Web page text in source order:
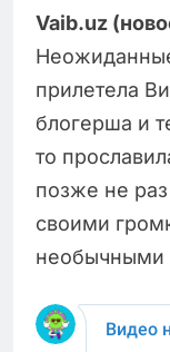
Vaib.uz
прилетела
блогерша и
то
позже не
своими
необычными